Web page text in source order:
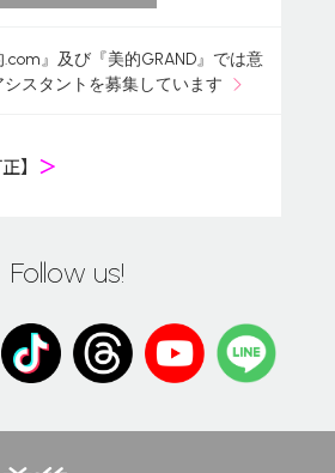
.com』及び『美的GRAND』では意
スタントを募集しています
】 ＞
Follow us!